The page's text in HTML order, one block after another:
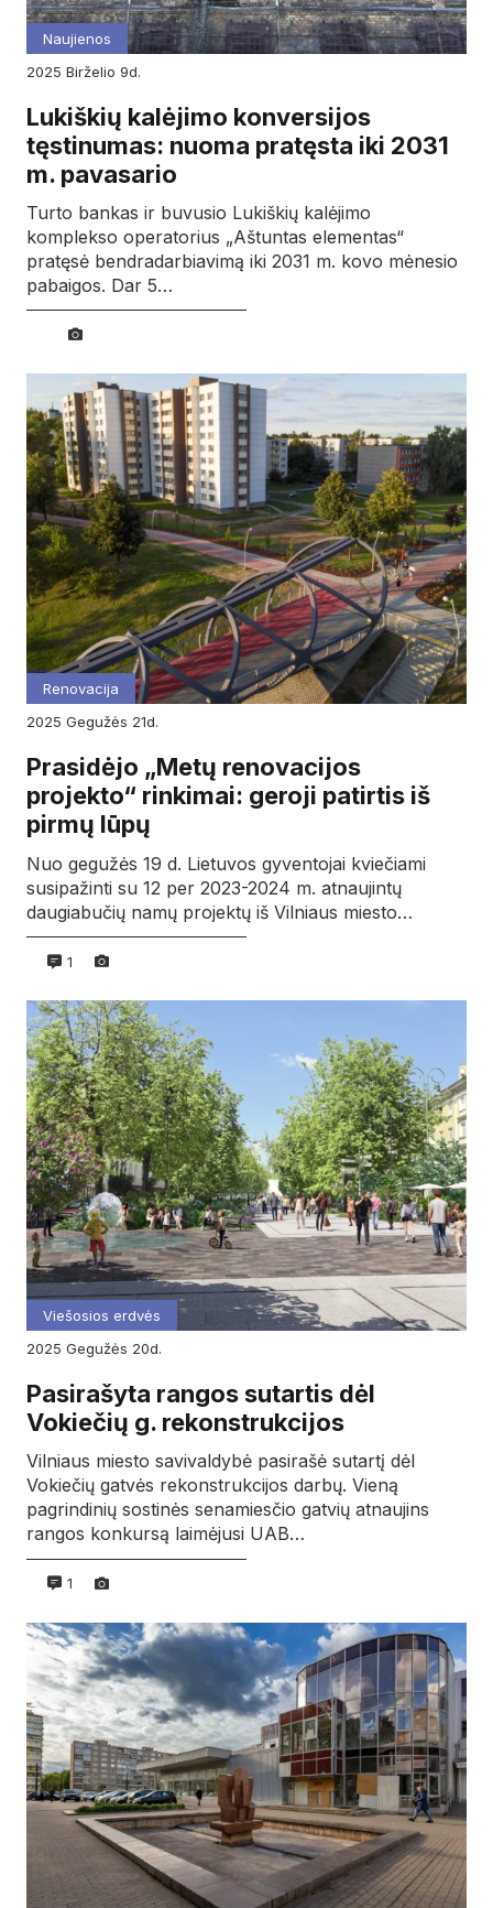
Naujienos
2025
birželio 9d.
Lukiškių kalėjimo konversijos
tęstinumas: nuoma pratęsta iki 2031
m. pavasario
Turto bankas ir buvusio Lukiškių kalėjimo
komplekso operatorius „Aštuntas elementas“
pratęsė bendradarbiavimą iki 2031 m. kovo mėnesio
pabaigos. Dar 5…
Renovacija
2025
gegužės 21d.
Prasidėjo „Metų renovacijos
projekto“ rinkimai: geroji patirtis iš
pirmų lūpų
Nuo gegužės 19 d. Lietuvos gyventojai kviečiami
susipažinti su 12 per 2023-2024 m. atnaujintų
daugiabučių namų projektų iš Vilniaus miesto…
1
Viešosios erdvės
2025
gegužės 20d.
Pasirašyta rangos sutartis dėl
Vokiečių g. rekonstrukcijos
Vilniaus miesto savivaldybė pasirašė sutartį dėl
Vokiečių gatvės rekonstrukcijos darbų. Vieną
pagrindinių sostinės senamiesčio gatvių atnaujins
rangos konkursą laimėjusi UAB…
1